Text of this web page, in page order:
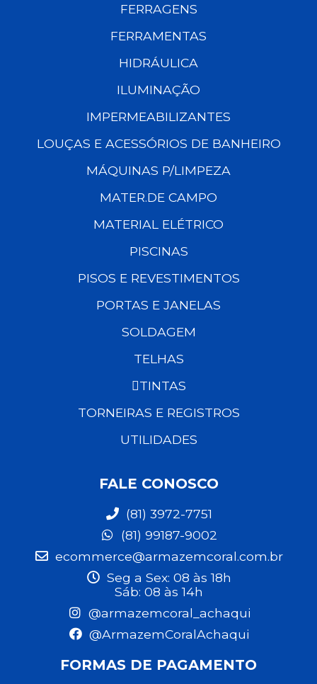
FERRAGENS
FERRAMENTAS
HIDRÁULICA
ILUMINAÇÃO
IMPERMEABILIZANTES
LOUÇAS E ACESSÓRIOS DE BANHEIRO
MÁQUINAS P/LIMPEZA
MATER.DE CAMPO
MATERIAL ELÉTRICO
PISCINAS
PISOS E REVESTIMENTOS
PORTAS E JANELAS
SOLDAGEM
TELHAS
TINTAS
TORNEIRAS E REGISTROS
UTILIDADES
FALE CONOSCO
(81) 3972-7751
(81) 99187-9002
ecommerce@armazemcoral.com.br
Seg a Sex: 08 às 18h
Sáb: 08 às 14h
@armazemcoral_achaqui
@ArmazemCoralAchaqui
FORMAS DE PAGAMENTO